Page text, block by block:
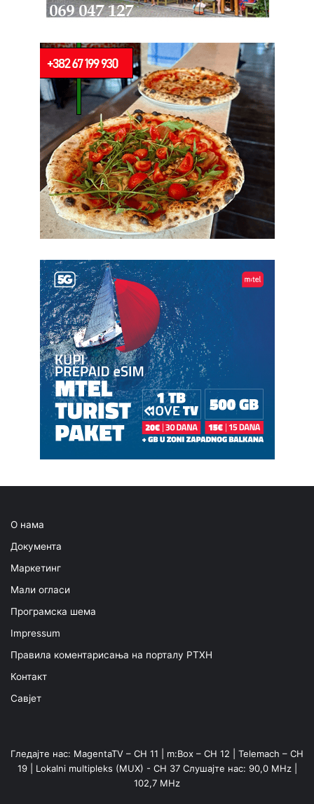
О нама
Документа
Маркетинг
Мали огласи
Програмска шема
Impressum
Правила коментарисања на порталу РТХН
Контакт
Савјет
Гледајте нас: MagentaTV – CH 11 | m:Box – CH 12 | Telemach – CH
19 | Lokalni multipleks (MUX) - CH 37 Слушајте нас: 90,0 MHz |
102,7 MHz